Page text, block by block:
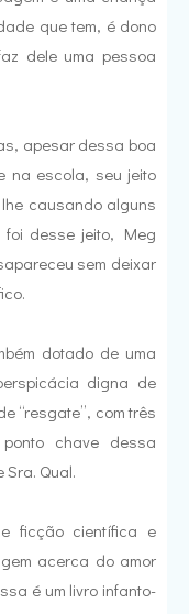
que tem, é dono
dele uma pessoa
apesar dessa boa
na escola, seu jeito
causando alguns
foi desse jeito, Meg
sem deixar
dotado de uma
digna de
“resgate”, com três
chave dessa
Sra. Qual.
ficção científica e
acerca do amor
é um livro infanto-